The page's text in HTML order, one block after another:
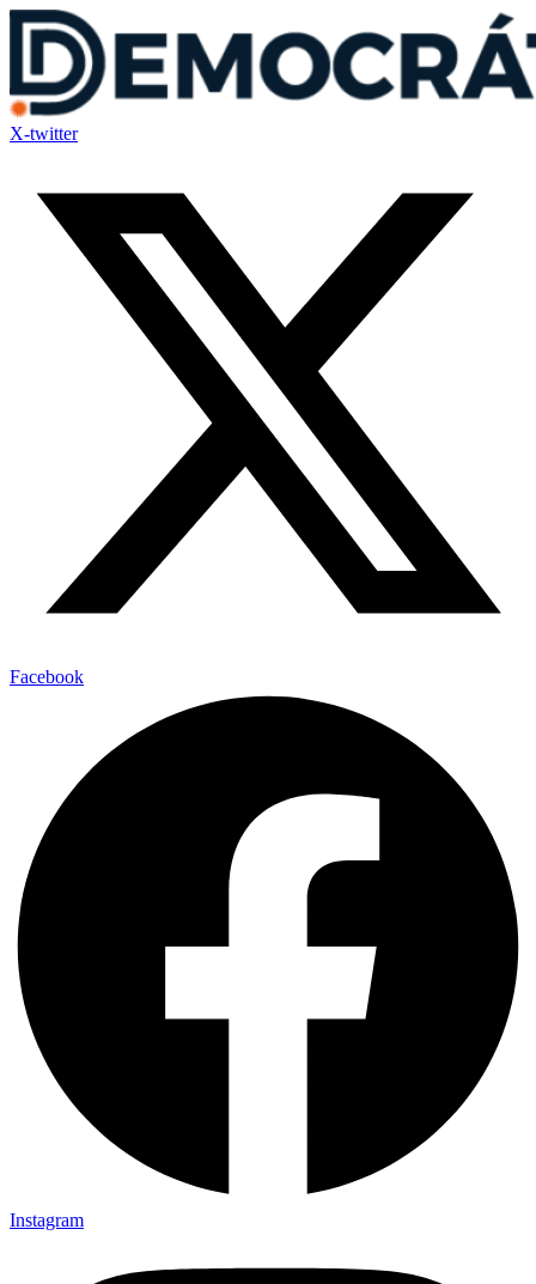
Ir
contenido
X-twitter
Facebook
Instagram